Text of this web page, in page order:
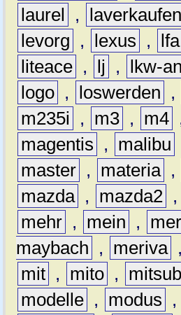
laurel
, laverkaufen
levorg
, lexus , lfa
liteace , lj , lkw-
logo , loswerden ,
m235i
, m3 , m4
magentis
, malibu
master , materia ,
mazda , mazda2 ,
mehr , mein ,
maybach
, meriva ,
mit , mito ,
modelle , modus ,